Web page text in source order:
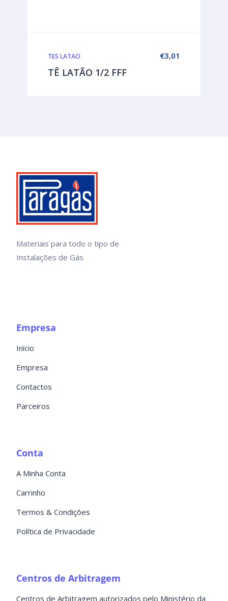
€3,01
TES LATAO
TÊ LATÃO 1/2 FFF
Materiais para todo o tipo de
Instalações de Gás
Empresa
Início
Empresa
Contactos
Parceiros
Conta
A Minha Conta
Carrinho
Termos & Condições
Política de Privacidade
Centros de Arbitragem
Centros de Arbitragem autorizados pelo Ministério da